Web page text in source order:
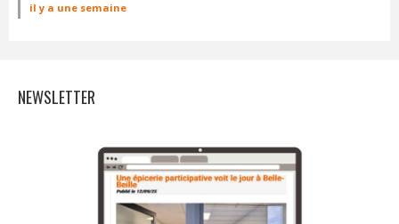
il y a une semaine
NEWSLETTER